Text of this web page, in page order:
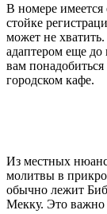
В номере
стойке
может не
адаптером еще до
вам
городском кафе.
Из местных
молитвы в
обычно лежит
Мекку. Это важно